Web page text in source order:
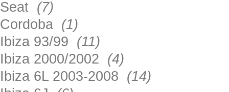
Seat (7)
Cordoba (1)
Ibiza 93/99 (11)
Ibiza 2000/2002 (4)
Ibiza 6L 2003-2008 (14)